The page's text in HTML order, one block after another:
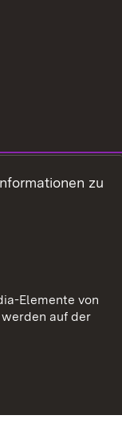
zu
Elemente von
auf der